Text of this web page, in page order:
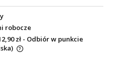
robocze
zł - Odbiór w punkcie